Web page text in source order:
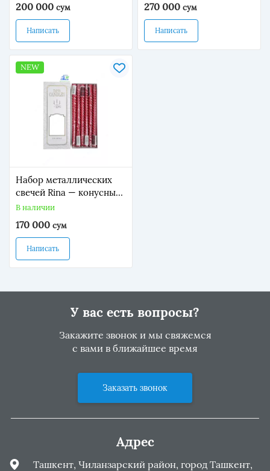
200 000 сум
Написать
путешествии,которая
широко используется во
время перемены
270 000 сум
Написать
NEW
Набор металлических
свечей Rina — конусные/
спиральные (12 шт, 25
В наличии
170 000 сум
Написать
У вас есть вопросы?
Закажите звонок и мы свяжемся
с вами в ближайшее время
Заказать звонок
Адрес
Ташкент, Чиланзарский район, город Ташкент,